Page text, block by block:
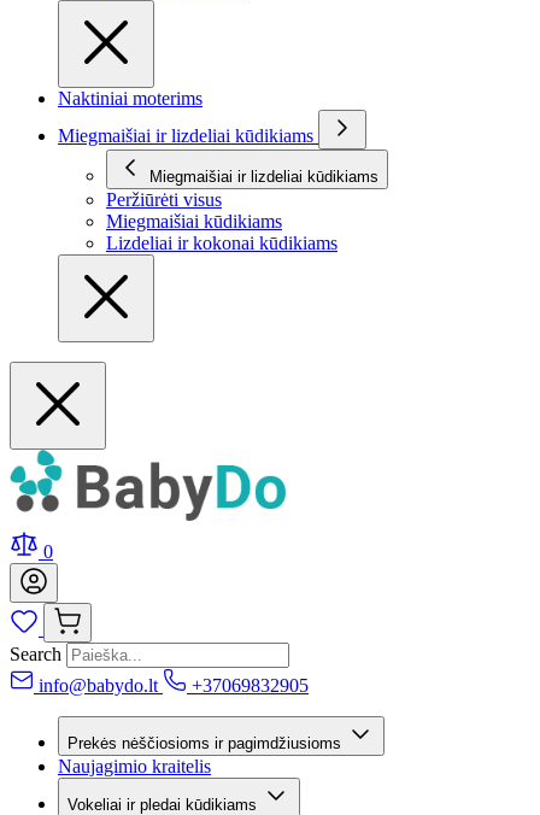
Naktiniai moterims
Miegmaišiai ir lizdeliai kūdikiams
Miegmaišiai ir lizdeliai kūdikiams
Peržiūrėti visus
Miegmaišiai kūdikiams
Lizdeliai ir kokonai kūdikiams
0
Search
info@babydo.lt
+37069832905
Prekės nėščiosioms ir pagimdžiusioms
Naujagimio kraitelis
Vokeliai ir pledai kūdikiams